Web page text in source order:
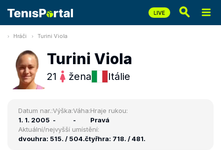
Hráči Turini Viola
Turini Viola
21 žena Itálie
Datum nar.:
1. 1. 2005
Výška:
-
Váha:
-
Hraje rukou:
Pravá
Aktuální/nejvyšší umístění:
dvouhra: 515. / 504.čtyřhra: 718. / 481.